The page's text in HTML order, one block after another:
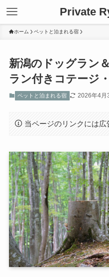
Private
ホーム ペットと泊まれる宿
新潟のドッグラン
ラン付きコテージ
ペットと泊まれる宿 2026年4月
当ページのリンクには広